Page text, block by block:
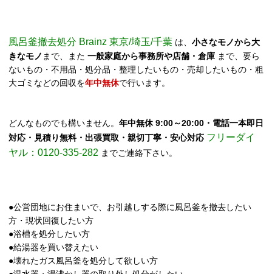
風呂釜撤去処分 Brainz 東京/埼玉/千葉 は、 小さなモノから大
きなモノ まで、また 一般家庭から事務所や店舗・倉庫 まで、要ら
ないもの・不用品・処分品・整理したいもの・売却したいもの・粗
大ゴミなどの回収を年中無休で行います。
どんなものでも構いません。 年中無休 9:00～20:00・電話一本即日
対応・見積り無料・出張買取・親切丁寧・安心対応 フリーダイ
ヤル：0120-335-282 までご連絡下さい。
●公営団地にお住まいで、お引越しする際に風呂釜を撤去したい
方・現状回復したい方
●浴槽を処分したい方
●給湯器を買い替えたい
●壊れたガス風呂釜を処分して欲しい方